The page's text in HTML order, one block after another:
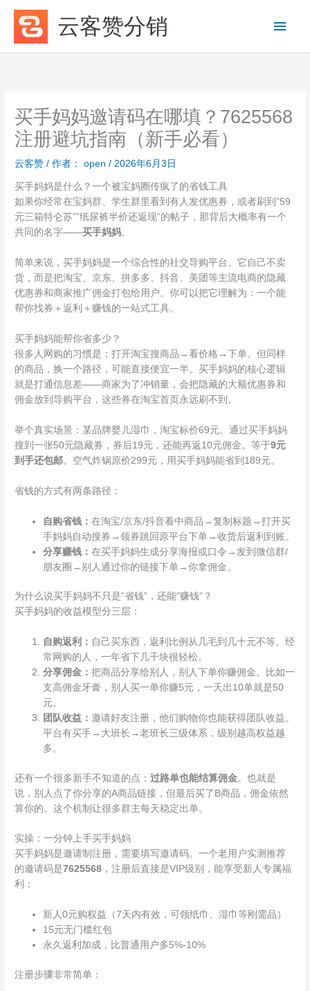
容
云客赞分销
主
菜
买手妈妈邀请码在哪填？7625568
注册避坑指南（新手必看）
云客赞 / 作者： open/ 2026年6月3日
买手妈妈是什么？一个被宝妈圈传疯了的省钱工具
如果你经常在宝妈群、学生群里看到有人发优惠券，或者刷到”59
元三箱特仑苏””纸尿裤半价还返现”的帖子，那背后大概率有一个
共同的名字——买手妈妈。
简单来说，买手妈妈是一个综合性的社交导购平台。它自己不卖
货，而是把淘宝、京东、拼多多、抖音、美团等主流电商的隐藏
优惠券和商家推广佣金打包给用户。你可以把它理解为：一个能
帮你找券＋返利＋赚钱的一站式工具。
买手妈妈能帮你省多少？
很多人网购的习惯是：打开淘宝搜商品→看价格→下单。但同样
的商品，换一个路径，可能直接便宜一半。买手妈妈的核心逻辑
就是打通信息差——商家为了冲销量，会把隐藏的大额优惠券和
佣金放到导购平台，这些券在淘宝首页永远刷不到。
举个真实场景：某品牌婴儿湿巾，淘宝标价69元。通过买手妈妈
搜到一张50元隐藏券，券后19元，还能再返10元佣金。等于9元
到手还包邮。空气炸锅原价299元，用买手妈妈能省到189元。
省钱的方式有两条路径：
自购省钱：在淘宝/京东/抖音看中商品→复制标题→打开买
手妈妈自动搜券→领券跳回原平台下单→收货后返利到账。
分享赚钱：在买手妈妈生成分享海报或口令→发到微信群/
朋友圈→别人通过你的链接下单→你拿佣金。
为什么说买手妈妈不只是”省钱”，还能”赚钱”？
买手妈妈的收益模型分三层：
自购返利： 自己买东西，返利比例从几毛到几十元不等。经
常网购的人，一年省下几千块很轻松。
分享佣金：把商品分享给别人，别人下单你赚佣金。比如一
支高佣金牙膏，别人买一单你赚5元，一天出10单就是50
元。
团队收益：邀请好友注册，他们购物你也能获得团队收益。
平台有买手→大班长→老班长三级体系，级别越高权益越
多。
还有一个很多新手不知道的点：过路单也能结算佣金。也就是
说，别人点了你分享的A商品链接，但最后买了B商品，佣金依然
算你的。这个机制让很多群主每天稳定出单。
实操：一分钟上手买手妈妈
买手妈妈是邀请制注册，需要填写邀请码。一个老用户实测推荐
的邀请码是7625568 ，注册后直接是VIP级别，能享受新人专属福
利：
新人0元购权益（7天内有效，可领纸巾、湿巾等刚需品）
15元无门槛红包
永久返利加成，比普通用户多5%-10%
注册步骤非常简单：